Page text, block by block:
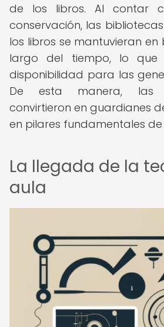
de los libros. Al contar
conservación, las
los libros se mantuvieran
largo del tiempo, lo que
disponibilidad para las
De esta manera, las
convirtieron en guardianes
en pilares fundamentales
La llegada de la
aula